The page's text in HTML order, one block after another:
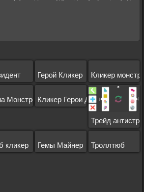
Герой Кликер Кликер
МонстровКликер Герои Добычи
Трейд
кликер Гемы Майнер Троллтюб